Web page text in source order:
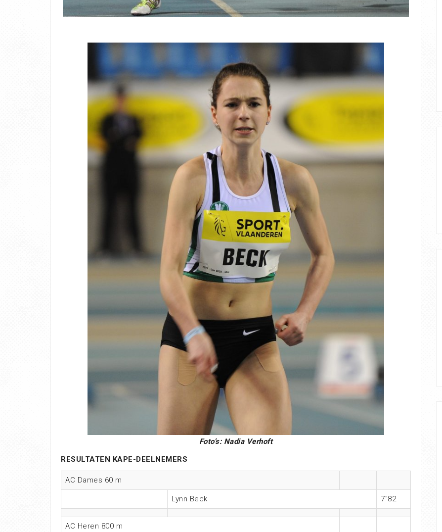
Foto’s: Nadia Verhoft
RESULTATEN KAPE-DEELNEMERS
AC Dames 60 m
Lynn Beck 7″82
AC Heren 800 m